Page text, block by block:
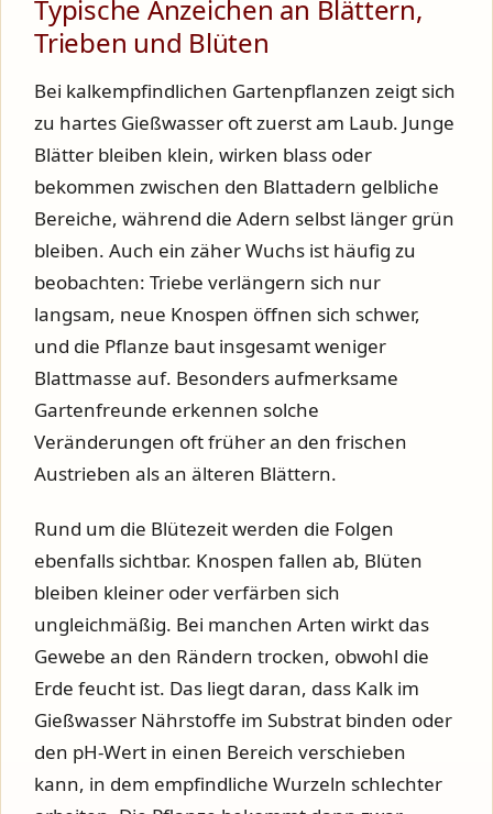
Typische Anzeichen an Blättern,
Trieben und Blüten
Bei kalkempfindlichen Gartenpflanzen zeigt sich
zu hartes Gießwasser oft zuerst am Laub. Junge
Blätter bleiben klein, wirken blass oder
bekommen zwischen den Blattadern gelbliche
Bereiche, während die Adern selbst länger grün
bleiben. Auch ein zäher Wuchs ist häufig zu
beobachten: Triebe verlängern sich nur
langsam, neue Knospen öffnen sich schwer,
und die Pflanze baut insgesamt weniger
Blattmasse auf. Besonders aufmerksame
Gartenfreunde erkennen solche
Veränderungen oft früher an den frischen
Austrieben als an älteren Blättern.
Rund um die Blütezeit werden die Folgen
ebenfalls sichtbar. Knospen fallen ab, Blüten
bleiben kleiner oder verfärben sich
ungleichmäßig. Bei manchen Arten wirkt das
Gewebe an den Rändern trocken, obwohl die
Erde feucht ist. Das liegt daran, dass Kalk im
Gießwasser Nährstoffe im Substrat binden oder
den pH-Wert in einen Bereich verschieben
kann, in dem empfindliche Wurzeln schlechter